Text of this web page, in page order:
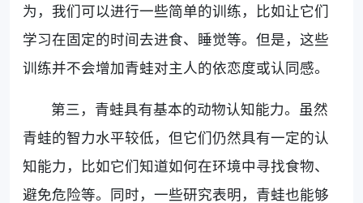
为，我们可以进行一些简单的训练，比如让它们
学习在固定的时间去进食、睡觉等。但是，这些
训练并不会增加青蛙对主人的依恋度或认同感。
第三，青蛙具有基本的动物认知能力。虽然
青蛙的智力水平较低，但它们仍然具有一定的认
知能力，比如它们知道如何在环境中寻找食物、
避免危险等。同时，一些研究表明，青蛙也能够